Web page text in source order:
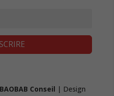
BAOBAB Conseil | Design